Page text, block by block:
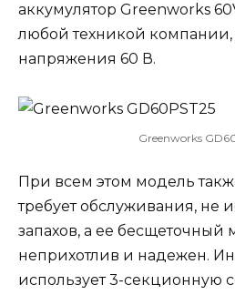
аккумулятор Greenworks
любой техникой
напряжения 60 В.
Greenworks
При всем этом модель
требует обслуживания, не
запахов, а ее бесщеточный
неприхотлив и надежен.
использует 3-секционную